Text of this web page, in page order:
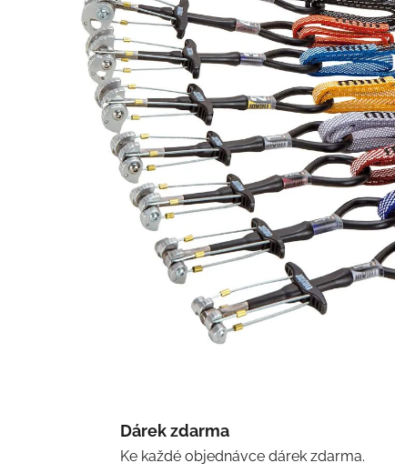
Dárek zdarma
Ke každé objednávce dárek zdarma.